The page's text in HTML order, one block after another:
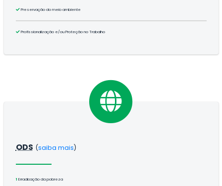
Preservação do meio ambiente
Profissionalização e/ou Proteção no Trabalho
ODS (saiba mais)
1 Erradicação da pobreza